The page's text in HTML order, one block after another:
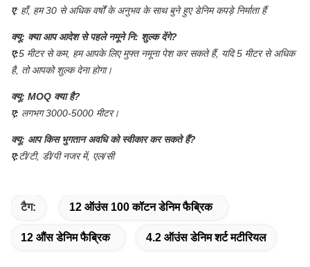
ए: हाँ, हम 30 से अधिक वर्षों के अनुभव के साथ बुने हुए डेनिम कपड़े निर्माता हैं
क्यू: क्या आप आदेश से पहले नमूने नि: शुल्क देंगे?
ए:5 मीटर से कम, हम आपके लिए मुफ्त नमूना पेश कर सकते हैं, यदि 5 मीटर से अधिक
है, तो आपको शुल्क देना होगा।
क्यू: MOQ क्या है?
ए: लगभग 3000-5000 मीटर।
क्यू: आप किस भुगतान अवधि को स्वीकार कर सकते हैं?
ए:टी/टी, डी/पी नजर में, एल/सी
टैग: 12 ऑउंस 100 कॉटन डेनिम फैब्रिक
12 औंस डेनिम फैब्रिक 4.2 ऑउंस डेनिम शर्ट मटीरियल